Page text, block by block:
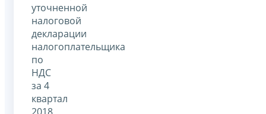
уточненной
налоговой
декларации
налогоплательщика
по
НДС
за 4
квартал
2018